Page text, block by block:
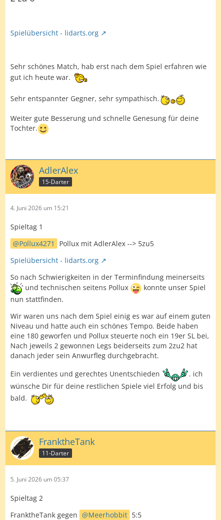
Spielübersicht - lidarts.org
Sehr schönes Match, hab erst nach dem Spiel erfahren wie
gut ich heute war.
Sehr entspannter Gegner, sehr sympathisch.
Weiter gute Besserung und schnelle Genesung für deine
Tochter.
AdlerAlex
15-Darter
4. Juni 2026 um 15:21
Spieltag 1
Pollux4271
Pollux mit AdlerAlex --> 5zu5
Spielübersicht - lidarts.org
So nach Schwierigkeiten in der Terminfindung meinerseits
und technischen seitens Pollux
konnte unser Spiel
nun stattfinden.
Wir waren uns nach dem Spiel einig es war auf einem guten
Niveau und hatte auch ein schönes Tempo. Beide haben
eine 180 geworfen und Pollux steuerte noch ein 19er SL bei,
Nach jeweils 2 gewonnen Legs beiderseits zum 2zu2 hat
danach jeder sein Anwurfleg durchgebracht.
Ein verdientes und gerechtes Unentschieden
. ich
wünsche Dir für deine restlichen Spiele viel Erfolg und bis
bald.
FranktheTank
11-Darter
5. Juni 2026 um 05:37
Spieltag 2
FranktheTank gegen
Meerhobbit 5:5